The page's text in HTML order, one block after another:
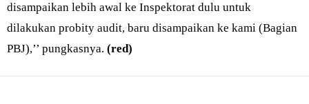
disampaikan lebih awal ke Inspektorat dulu untuk
dilakukan probity audit, baru disampaikan ke kami (Bagian
PBJ),’’ pungkasnya. (red)